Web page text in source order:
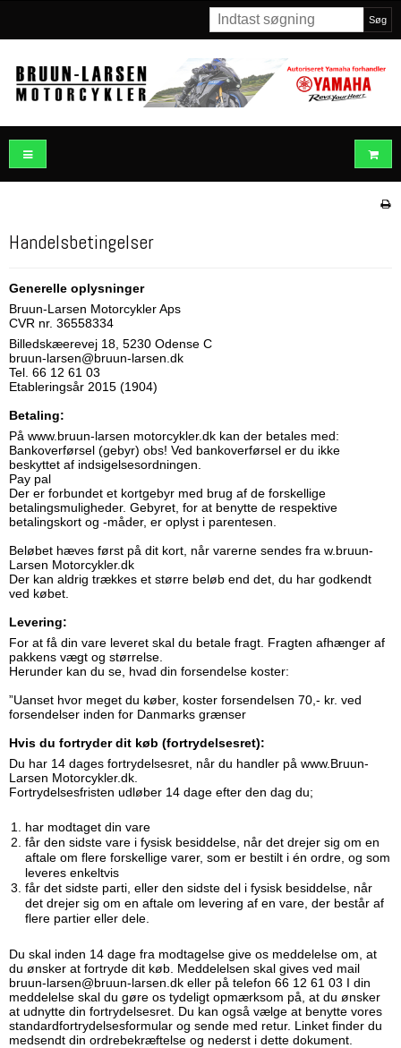
Søg
Handelsbetingelser
Generelle oplysninger
Bruun-Larsen Motorcykler Aps
CVR nr. 36558334
Billedskæerevej 18, 5230 Odense C
bruun-larsen@bruun-larsen.dk
Tel. 66 12 61 03
Etableringsår 2015 (1904)
Betaling:
På www.bruun-larsen motorcykler.dk kan der betales med:
Bankoverførsel (gebyr) obs! Ved bankoverførsel er du ikke
beskyttet af indsigelsesordningen.
Pay pal
Der er forbundet et kortgebyr med brug af de forskellige
betalingsmuligheder. Gebyret, for at benytte de respektive
betalingskort og -måder, er oplyst i parentesen.
Beløbet hæves først på dit kort, når varerne sendes fra w.bruun-
Larsen Motorcykler.dk
Der kan aldrig trækkes et større beløb end det, du har godkendt
ved købet.
Levering:
For at få din vare leveret skal du betale fragt. Fragten afhænger af
pakkens vægt og størrelse.
Herunder kan du se, hvad din forsendelse koster:
”Uanset hvor meget du køber, koster forsendelsen 70,- kr. ved
forsendelser inden for Danmarks grænser
Hvis du fortryder dit køb (fortrydelsesret):
Du har 14 dages fortrydelsesret, når du handler på www.Bruun-
Larsen Motorcykler.dk.
Fortrydelsesfristen udløber 14 dage efter den dag du;
har modtaget din vare
får den sidste vare i fysisk besiddelse, når det drejer sig om en
aftale om flere forskellige varer, som er bestilt i én ordre, og som
leveres enkeltvis
får det sidste parti, eller den sidste del i fysisk besiddelse, når
det drejer sig om en aftale om levering af en vare, der består af
flere partier eller dele.
Du skal inden 14 dage fra modtagelse give os meddelelse om, at
du ønsker at fortryde dit køb. Meddelelsen skal gives ved mail
bruun-larsen@bruun-larsen.dk eller på telefon 66 12 61 03 I din
meddelelse skal du gøre os tydeligt opmærksom på, at du ønsker
at udnytte din fortrydelsesret. Du kan også vælge at benytte vores
standardfortrydelsesformular og sende med retur. Linket finder du
medsendt din ordrebekræftelse og nederst i dette dokument.